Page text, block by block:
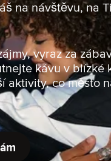
na návštěvu, na
vyraz za
kávu v blízké
aktivity, co město